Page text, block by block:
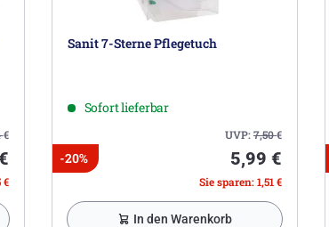
€
€
Sanit 7-Sterne Pflegetuch
Sofort lieferbar
UVP:7,50€
-20% 5,99 €
Sie sparen: 1,51 €
In den Warenkorb